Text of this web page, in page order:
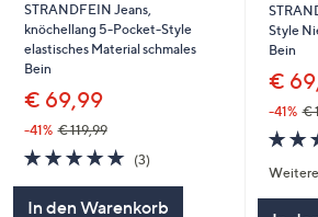
STRANDFEIN Jeans,
knöchellang 5-Pocket-Style
elastisches Material schmales
Bein
€ 69,99
-41% € 119,99
4.7
von
(3)3
In den Warenkorb
Style
Bein
€
-41% €